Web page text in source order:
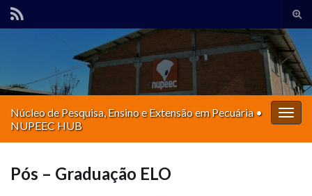
de
Search for:
Núcleo de Pesquisa, Ensino e Extensão em Pecuária •
NUPEEC HUB
Pós – Graduação ELO